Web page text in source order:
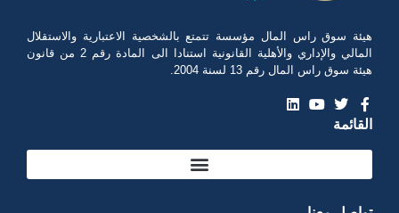
هيئة سوق راس المال مؤسسة تتمتع بالشخصية الاعتبارية والاستقلال
المالي والإداري والأهلية القانونية استنادا الى المادة رقم 2 من قانون
هيئة سوق راس المال رقم 13 لسنة 2004.
القائمة